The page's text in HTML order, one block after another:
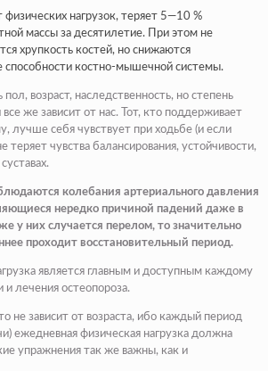
физических нагрузок, теряет 5—10 %
массы за десятилетие. При этом не
хрупкость костей, но снижаются
способности костно-мышечной системы.
возраст, наследственность, но степень
же зависит от нас. Тот, кто поддерживает
лучше себя чувствует при ходьбе (и если
теряет чувства балансирования, устойчивости,
колебания артериального давления
нередко причиной падений даже в
у них случается перелом, то значительно
проходит восстановительный период.
является главным и доступным каждому
лечения остеопороза.
не зависит от возраста, ибо каждый период
ежедневная физическая нагрузка должна
упражнения так же важны, как и